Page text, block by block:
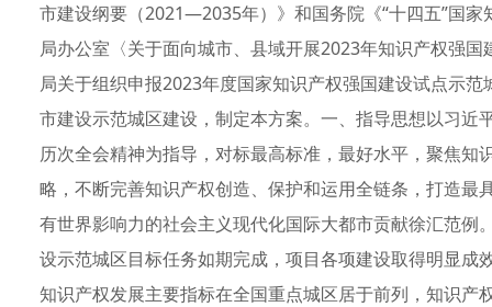
市建设纲要（2021—2035年）》和国务院《“十四五”国
局办公室〈关于面向城市、县域开展2023年知识产权强
局关于组织申报2023年度国家知识产权强国建设试点示
市建设示范城区建设，制定本方案。一、指导思想以习
历次全会精神为指导，对标最高标准，最好水平，聚焦
略，不断完善知识产权创造、保护和运用全链条，打造
有世界影响力的社会主义现代化国际大都市贡献徐汇范
设示范城区目标任务如期完成，项目各项建设取得明显
知识产权发展主要指标在全国重点城区居于前列，知识